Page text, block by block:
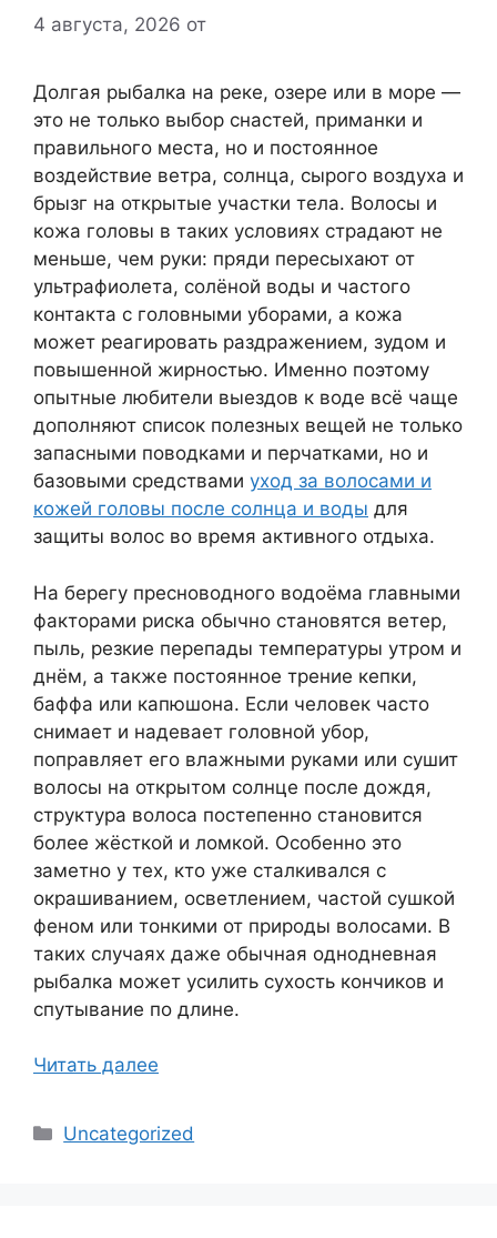
4 августа, 2026 от
Долгая рыбалка на реке, озере или в море —
это не только выбор снастей, приманки и
правильного места, но и постоянное
воздействие ветра, солнца, сырого воздуха и
брызг на открытые участки тела. Волосы и
кожа головы в таких условиях страдают не
меньше, чем руки: пряди пересыхают от
ультрафиолета, солёной воды и частого
контакта с головными уборами, а кожа
может реагировать раздражением, зудом и
повышенной жирностью. Именно поэтому
опытные любители выездов к воде всё чаще
дополняют список полезных вещей не только
запасными поводками и перчатками, но и
базовыми средствами уход за волосами и
кожей головы после солнца и воды для
защиты волос во время активного отдыха.
На берегу пресноводного водоёма главными
факторами риска обычно становятся ветер,
пыль, резкие перепады температуры утром и
днём, а также постоянное трение кепки,
баффа или капюшона. Если человек часто
снимает и надевает головной убор,
поправляет его влажными руками или сушит
волосы на открытом солнце после дождя,
структура волоса постепенно становится
более жёсткой и ломкой. Особенно это
заметно у тех, кто уже сталкивался с
окрашиванием, осветлением, частой сушкой
феном или тонкими от природы волосами. В
таких случаях даже обычная однодневная
рыбалка может усилить сухость кончиков и
спутывание по длине.
Читать далее
Рубрики
Uncategorized